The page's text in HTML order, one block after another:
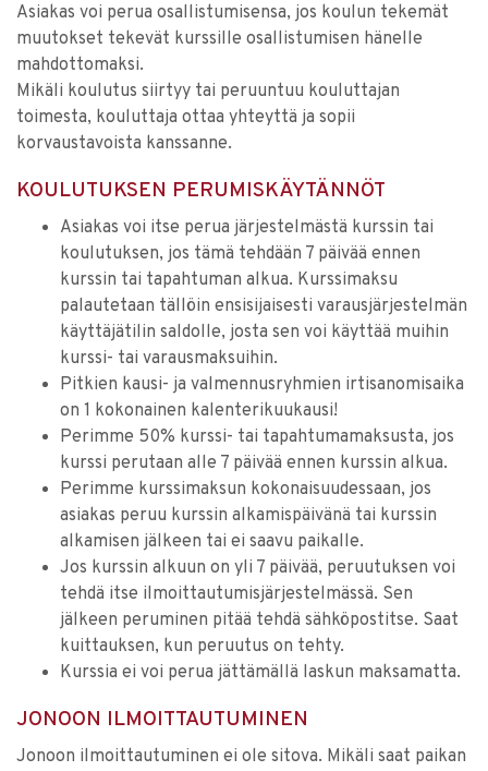
Asiakas voi perua osallistumisensa, jos koulun tekemät
muutokset tekevät kurssille osallistumisen hänelle
mahdottomaksi.
Mikäli koulutus siirtyy tai peruuntuu kouluttajan
toimesta, kouluttaja ottaa yhteyttä ja sopii
korvaustavoista kanssanne.
KOULUTUKSEN PERUMISKÄYTÄNNÖT
Asiakas voi itse perua järjestelmästä kurssin tai
koulutuksen, jos tämä tehdään 7 päivää ennen
kurssin tai tapahtuman alkua. Kurssimaksu
palautetaan tällöin ensisijaisesti varausjärjestelmän
käyttäjätilin saldolle, josta sen voi käyttää muihin
kurssi- tai varausmaksuihin.
Pitkien kausi- ja valmennusryhmien irtisanomisaika
on 1 kokonainen kalenterikuukausi!
Perimme 50% kurssi- tai tapahtumamaksusta, jos
kurssi perutaan alle 7 päivää ennen kurssin alkua.
Perimme kurssimaksun kokonaisuudessaan, jos
asiakas peruu kurssin alkamispäivänä tai kurssin
alkamisen jälkeen tai ei saavu paikalle.
Jos kurssin alkuun on yli 7 päivää, peruutuksen voi
tehdä itse ilmoittautumisjärjestelmässä. Sen
jälkeen peruminen pitää tehdä sähköpostitse. Saat
kuittauksen, kun peruutus on tehty.
Kurssia ei voi perua jättämällä laskun maksamatta.
JONOON ILMOITTAUTUMINEN
Jonoon ilmoittautuminen ei ole sitova. Mikäli saat paikan